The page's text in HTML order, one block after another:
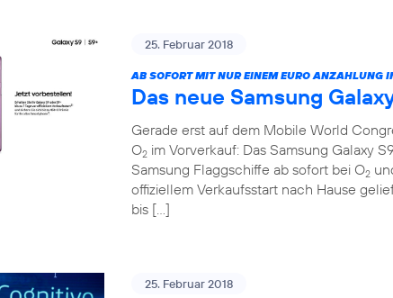
25. Februar 2018
AB SOFORT MIT NUR EINEM EURO ANZAHLUNG
Das neue Samsung
Gerade erst auf dem Mobile World
O2 im Vorverkauf: Das Samsung Galaxy
Samsung Flaggschiffe ab sofort bei O2
offiziellem Verkaufsstart nach Hause
bis […]
25. Februar 2018